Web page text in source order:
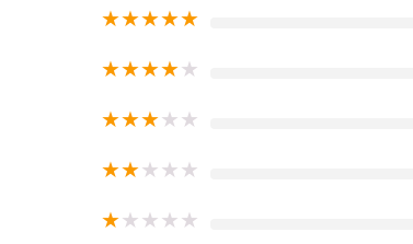
★★★★★
★★★★★
★★★★★
★★★★★
★★★★★